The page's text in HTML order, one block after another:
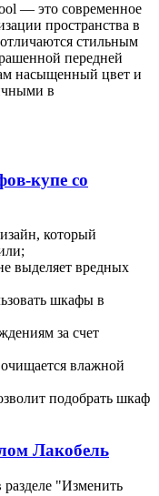
— это современное
пространства в
стильным
передней
насыщенный цвет и
в
купе со
который
выделяет вредных
шкафы в
за счет
влажной
подобрать шкаф
Лакобель
разделе "Изменить